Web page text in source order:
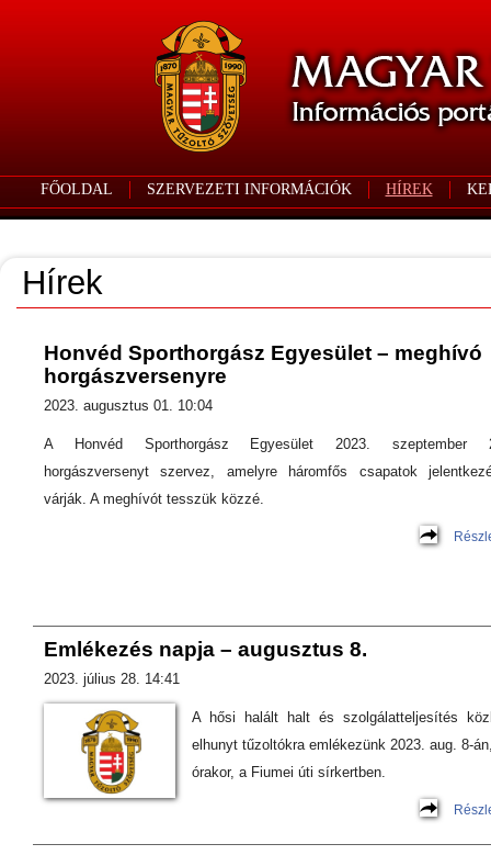
FŐOLDAL SZERVEZETI INFORMÁCIÓK HÍREK
Hírek
Honvéd Sporthorgász Egyesület – meghívó
horgászversenyre
2023. augusztus 01. 10:04
A Honvéd Sporthorgász Egyesület 2023. szeptember
horgászversenyt szervez, amelyre háromfős csapatok
várják. A meghívót tesszük közzé.
Emlékezés napja – augusztus 8.
2023. július 28. 14:41
A hősi halált halt és szolgálatteljesítés
elhunyt tűzoltókra emlékezünk 2023. aug. 8-
órakor, a Fiumei úti sírkertben.